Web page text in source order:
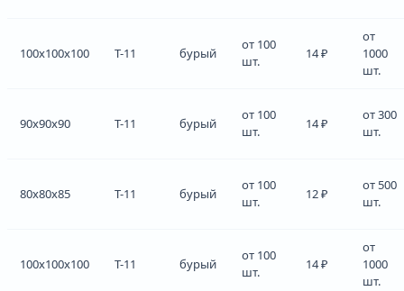
100x100x100 Т-11 бурый
от 100
шт.
14 ₽
от
1000
шт.
90x90x90 Т-11 бурый
от 100
шт.
14 ₽
от 300
шт.
80x80x85 Т-11 бурый
от 100
шт.
12 ₽
от 500
шт.
100x100x100 Т-11 бурый
от 100
шт.
14 ₽
от
1000
шт.